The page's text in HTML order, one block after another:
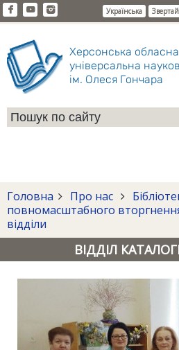
Українська
Херсонська обласна
універсальна
ім. Олеся Гончара
Головна Про нас
повномасштабного
відділи
ВІДДІЛ